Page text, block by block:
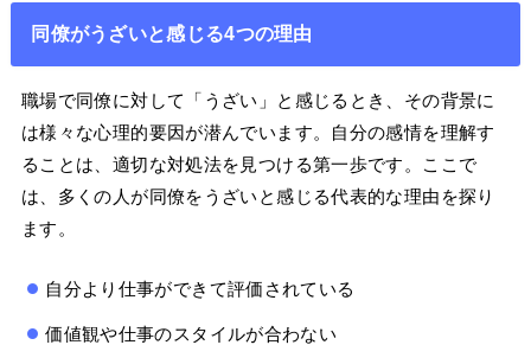
同僚がうざいと感じる4つの理由
職場で同僚に対して「うざい」と感じるとき、その背景に
は様々な心理的要因が潜んでいます。自分の感情を理解す
ることは、適切な対処法を見つける第一歩です。ここで
は、多くの人が同僚をうざいと感じる代表的な理由を探り
ます。
自分より仕事ができて評価されている
価値観や仕事のスタイルが合わない